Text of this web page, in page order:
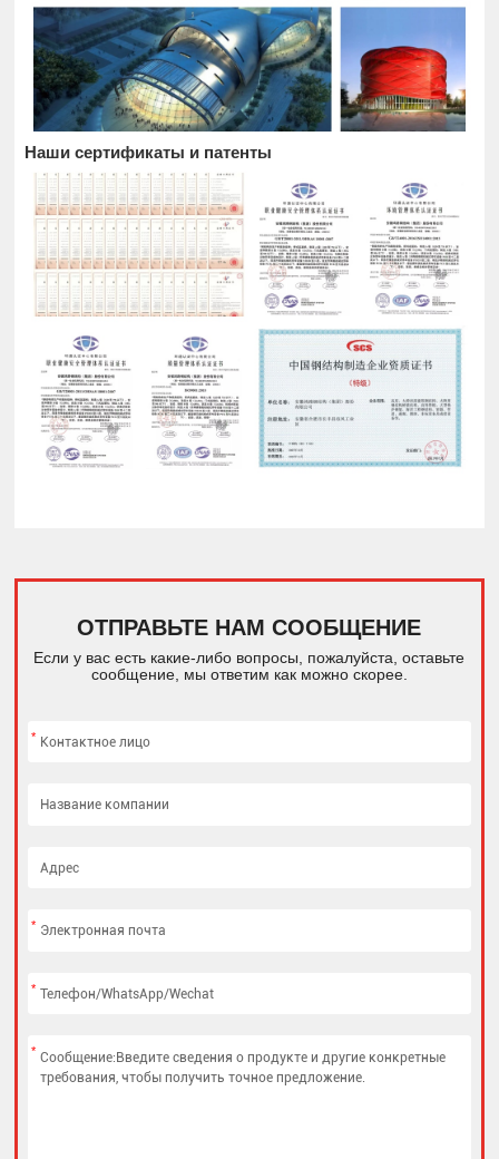
Наши сертификаты и патенты
ОТПРАВЬТЕ НАМ СООБЩЕНИЕ
Если у вас есть какие-либо вопросы, пожалуйста, оставьте
сообщение, мы ответим как можно скорее.
*
*
*
*